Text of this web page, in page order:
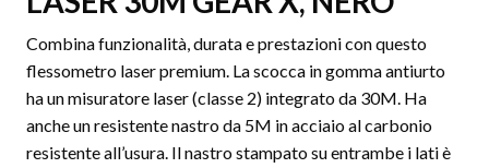
Combina funzionalità, durata e prestazioni con questo
flessometro laser premium. La scocca in gomma antiurto
ha un misuratore laser (classe 2) integrato da 30M. Ha
anche un resistente nastro da 5M in acciaio al carbonio
resistente all’usura. Il nastro stampato su entrambe i lati è